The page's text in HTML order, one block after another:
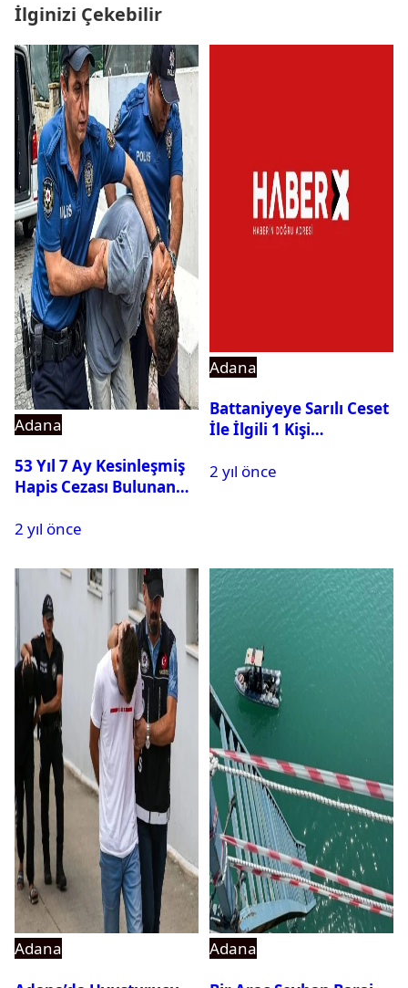
İlginizi Çekebilir
Adana
53 Yıl 7 Ay Kesinleşmiş
Hapis Cezası Bulunan
2 yıl önce
Adana
Battaniyeye Sarılı Ceset
İle İlgili 1 Kişi
2 yıl önce
Adana
Adana